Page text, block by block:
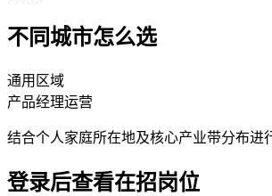
不同城市怎么选
通用区域
产品经理运营
结合个人家庭所在地及核心产业带分布进
登录后查看在招岗位